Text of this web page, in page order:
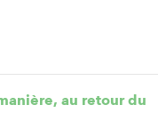
au retour du